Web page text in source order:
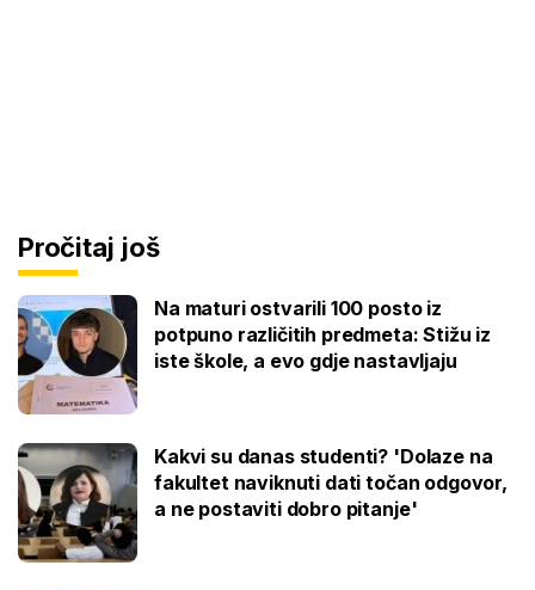
Pročitaj još
Na maturi ostvarili 100 posto iz
potpuno različitih predmeta: Stižu iz
iste škole, a evo gdje nastavljaju
Kakvi su danas studenti? 'Dolaze na
fakultet naviknuti dati točan odgovor,
a ne postaviti dobro pitanje'